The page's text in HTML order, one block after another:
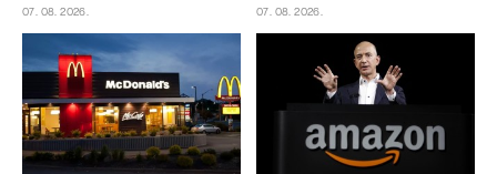
07. 08. 2026. 07. 08. 2026.